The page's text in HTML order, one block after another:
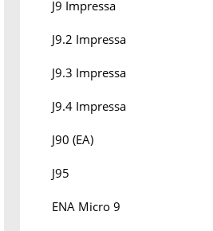
J9 Impressa
J9.2 Impressa
J9.3 Impressa
J9.4 Impressa
J90 (EA)
J95
ENA Micro 9